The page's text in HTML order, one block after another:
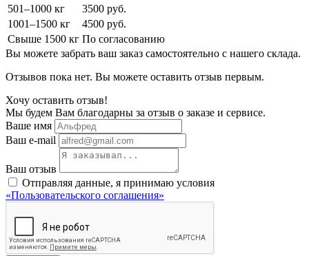
501–1000 кг
3500 руб.
1001–1500 кг
4500 руб.
Свыше 1500 кг По согласованию
Вы можете забрать ваш заказ самостоятельно с нашего склада.
Отзывов пока нет. Вы можете оставить отзыв первым.
Хочу оставить отзыв!
Мы будем Вам благодарны за отзыв о заказе и сервисе.
Ваше имя
Ваш e-mail
Ваш отзыв
Отправляя данные, я принимаю условия
«Пользовательского соглашения»